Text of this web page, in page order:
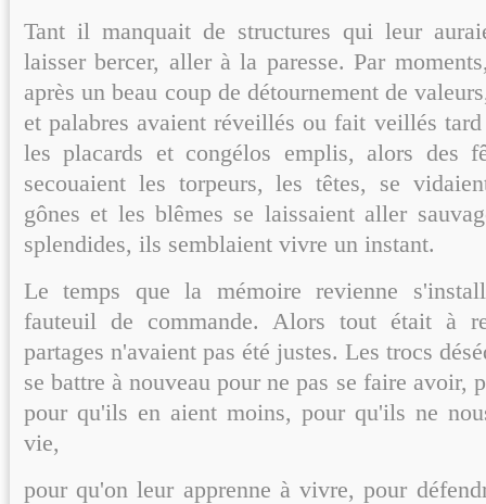
Tant il manquait de structures qui leur
laisser bercer, aller à la paresse. Par
après un beau coup de détournement de
et palabres avaient réveillés ou fait veillés
les placards et congélos emplis, alors des
secouaient les torpeurs, les têtes, se
gônes et les blêmes se laissaient aller
splendides, ils semblaient vivre un instant.
Le temps que la mémoire revienne
fauteuil de commande. Alors tout était à
partages n'avaient pas été justes. Les trocs
se battre à nouveau pour ne pas se faire avoir,
pour qu'ils en aient moins, pour qu'ils ne
vie,
pour qu'on leur apprenne à vivre, pour